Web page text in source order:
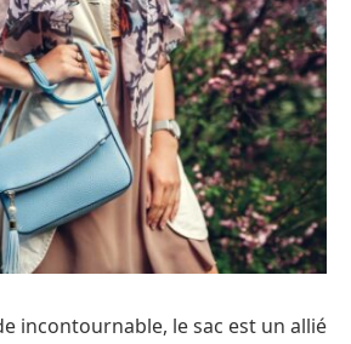
incontournable, le sac est un allié